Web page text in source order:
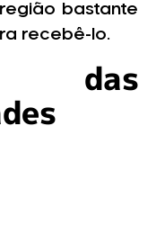
bastante
recebê-lo.
das